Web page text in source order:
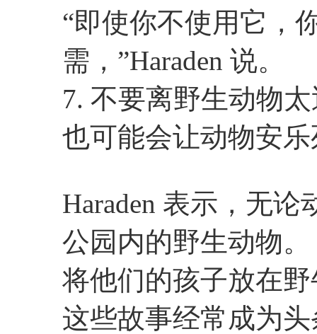
“即使你不使用它，
需，”Haraden 说。
7. 不要离野生动物
也可能会让动物安
Haraden 表示，无
公园内的野生动物
将他们的孩子放在
这些故事经常成为